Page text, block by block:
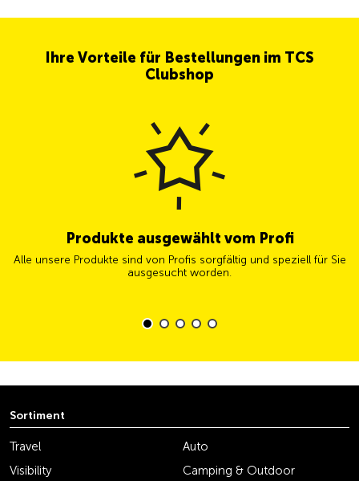
Ihre Vorteile für Bestellungen im TCS
Clubshop
Produkte ausgewählt vom Profi
Alle unsere Produkte sind von Profis sorgfältig und speziell für Sie
ausgesucht worden.
Sortiment
Travel
Auto
Visibility
Camping & Outdoor